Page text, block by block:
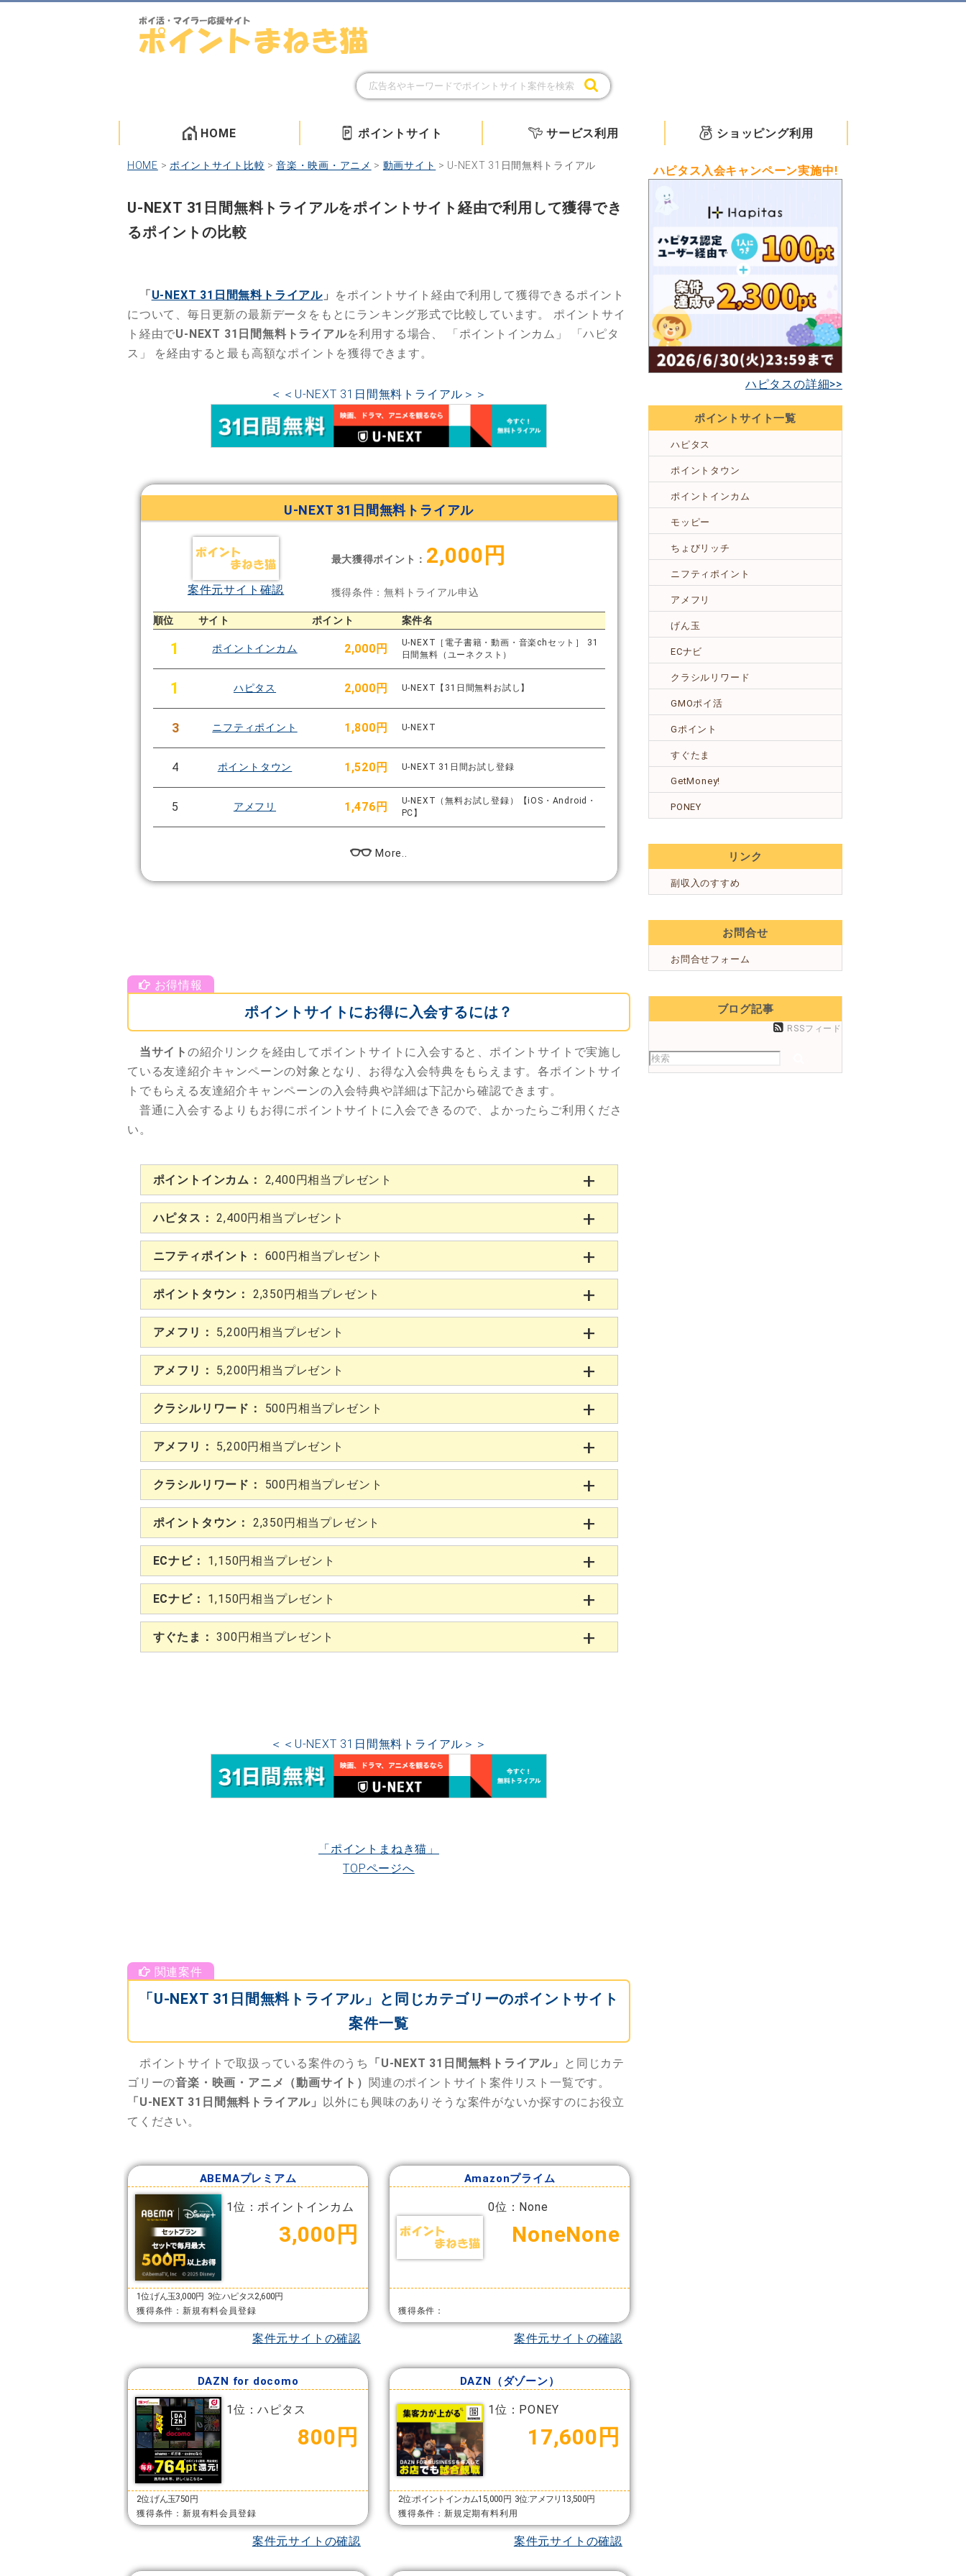
HOME ポイントサイト サービス利用 ショッピング利用
HOME > ポイントサイト比較 >音楽・映画・アニメ > 動画サイト > U-NEXT 31日間無料トライアル
U-NEXT 31日間無料トライアルをポイントサイト経由で利用して獲得でき
るポイントの比較
「U-NEXT 31日間無料トライアル 」
をポイントサイト経由で利用して獲得できるポイント
について、毎日更新の最新データをもとにランキング形式で比較しています。 ポイントサイ
ト経由でU-NEXT 31日間無料トライアルを利用する場合、 「ポイントインカム」
「ハピタ
ス」
を経由すると最も高額なポイントを獲得できます。
＜＜U-NEXT 31日間無料トライアル＞＞
U-NEXT 31日間無料トライアル
案件元サイト確認
最大獲得ポイント： 2,000円
獲得条件：無料トライアル申込
順位 サイト ポイント 案件名
1 ポイントインカム 2,000円
U-NEXT［電子書籍・動画・音楽chセット］ 31
日間無料（ユーネクスト）
1 ハピタス 2,000円 U-NEXT【31日間無料お試し】
3 ニフティポイント 1,800円 U-NEXT
4 ポイントタウン 1,520円 U-NEXT 31日間お試し登録
5 アメフリ 1,476円
U-NEXT（無料お試し登録）【iOS・Android・
PC】
More..
ポイントサイトにお得に入会するには？
当サイトの紹介リンクを経由してポイントサイトに入会すると、ポイントサイトで実施し
ている友達紹介キャンペーンの対象となり、お得な入会特典をもらえます。各ポイントサイ
トでもらえる友達紹介キャンペーンの入会特典や詳細は下記から確認できます。
普通に入会するよりもお得にポイントサイトに入会できるので、よかったらご利用くださ
い。
ポイントインカム： 2,400円相当プレゼント
ハピタス： 2,400円相当プレゼント
ニフティポイント： 600円相当プレゼント
ポイントタウン： 2,350円相当プレゼント
アメフリ： 5,200円相当プレゼント
アメフリ： 5,200円相当プレゼント
クラシルリワード： 500円相当プレゼント
アメフリ： 5,200円相当プレゼント
クラシルリワード： 500円相当プレゼント
ポイントタウン： 2,350円相当プレゼント
ECナビ： 1,150円相当プレゼント
ECナビ： 1,150円相当プレゼント
すぐたま： 300円相当プレゼント
＜＜U-NEXT 31日間無料トライアル＞＞
「ポイントまねき猫」
TOPページへ
「U-NEXT 31日間無料トライアル」と同じカテゴリーのポイントサイト
案件一覧
ポイントサイトで取扱っている案件のうち 「U-NEXT 31日間無料トライアル」
と同じカテ
ゴリーの音楽・映画・アニメ（動画サイト） 関連のポイントサイト案件リスト一覧です。
「U-NEXT 31日間無料トライアル」 以外にも興味のありそうな案件がないか探すのにお役立
てください。
ABEMAプレミアム
1位：ポイントインカム
3,000円
1位:げん玉3,000円 3位:ハピタス2,600円
獲得条件：新規有料会員登録
案件元サイトの確認
Amazonプライム
0位：None
NoneNone
獲得条件：
案件元サイトの確認
DAZN for docomo
1位：ハピタス
800円
2位:げん玉750円
獲得条件：新規有料会員登録
案件元サイトの確認
DAZN（ダゾーン）
1位：PONEY
17,600円
2位:ポイントインカム15,000円 3位:アメフリ13,500円
獲得条件：新規定期有料利用
案件元サイトの確認
ハピタス入会キャンペーン実施中!
ハピタスの詳細>>
ポイントサイト一覧
ハピタス
ポイントタウン
ポイントインカム
モッピー
ちょびリッチ
ニフティポイント
アメフリ
げん玉
ECナビ
クラシルリワード
GMOポイ活
Gポイント
すぐたま
GetMoney!
PONEY
リンク
副収入のすすめ
お問合せ
お問合せフォーム
ブログ記事
RSSフィード